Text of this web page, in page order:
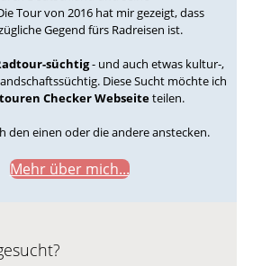
Tour von 2016 hat mir gezeigt, dass
Gegend fürs Radreisen ist.
süchtig- und auch etwas kultur-,
Diese Sucht möchte ich
Checker Webseiteteilen.
den einen oder die andere anstecken.
Mehr über mich...